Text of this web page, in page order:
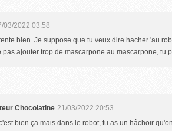
03/2022 03:58
bien. Je suppose que tu veux dire hacher 'au
pas ajouter trop de mascarpone au mascarpone, tu
Chocolatine 21/03/2022 20:53
bien ça mais dans le robot, tu as un hâchoir